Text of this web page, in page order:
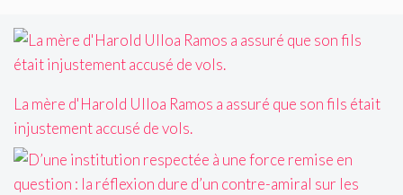
La mère d'Harold Ulloa Ramos a assuré que son fils était
injustement accusé de vols.